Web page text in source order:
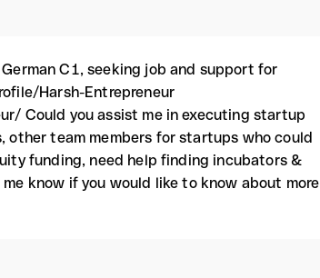
C1, seeking job and support for
Harsh-Entrepreneur
Could you assist me in executing startup
other team members for startups who could
funding, need help finding incubators &
know if you would like to know about more